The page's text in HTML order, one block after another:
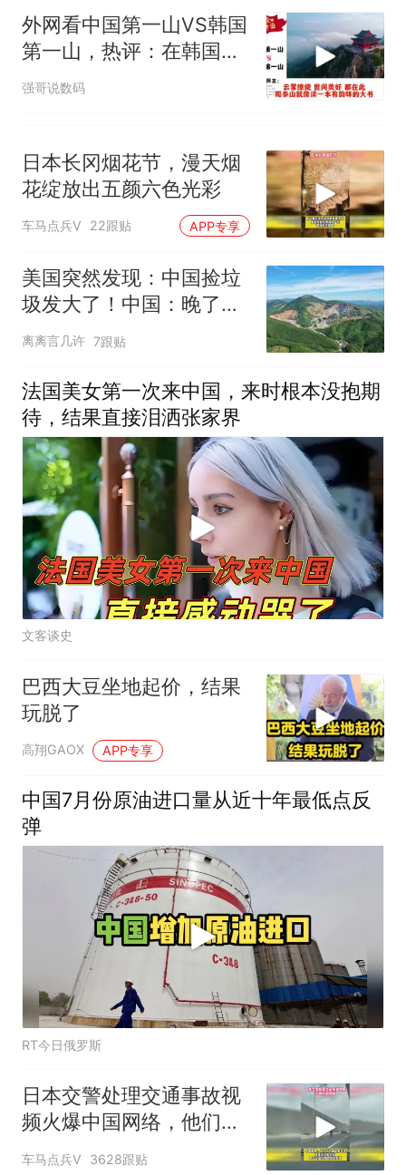
外网看中国第一山VS韩国
第一山，热评：在韩国土
堆也算山？
强哥说数码
日本长冈烟花节，漫天烟
花绽放出五颜六色光彩
车马点兵V 22跟贴 APP专享
美国突然发现：中国捡垃
圾发大了！中国：晚了！
我一年白捡4亿吨
离离言几许 7跟贴
法国美女第一次来中国，来时根本没抱期
待，结果直接泪洒张家界
文客谈史
巴西大豆坐地起价，结果
玩脱了
高翔GAOX APP专享
中国7月份原油进口量从近十年最低点反
弹
RT今日俄罗斯
日本交警处理交通事故视
频火爆中国网络，他们认
为我们大开眼界
车马点兵V 3628跟贴